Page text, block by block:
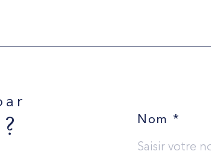
Nom *